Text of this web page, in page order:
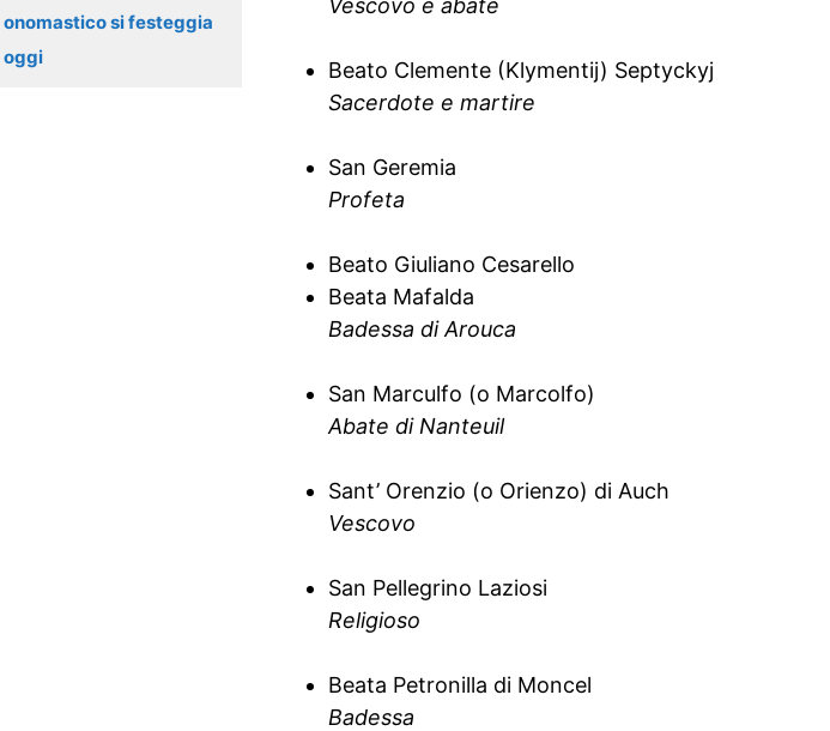
Vescovo e abate
Beato Clemente (Klymentij) Septyckyj
Sacerdote e martire
San Geremia
Profeta
Beato Giuliano Cesarello
Beata Mafalda
Badessa di Arouca
San Marculfo (o Marcolfo)
Abate di Nanteuil
Sant’ Orenzio (o Orienzo) di Auch
Vescovo
San Pellegrino Laziosi
Religioso
Beata Petronilla di Moncel
Badessa
onomastico si festeggia
oggi